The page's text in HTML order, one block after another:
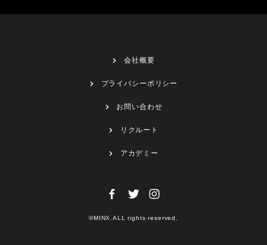
会社概要
プライバシーポリシー
お問い合わせ
リクルート
アカデミー
©MINX.ALL rights reserved.